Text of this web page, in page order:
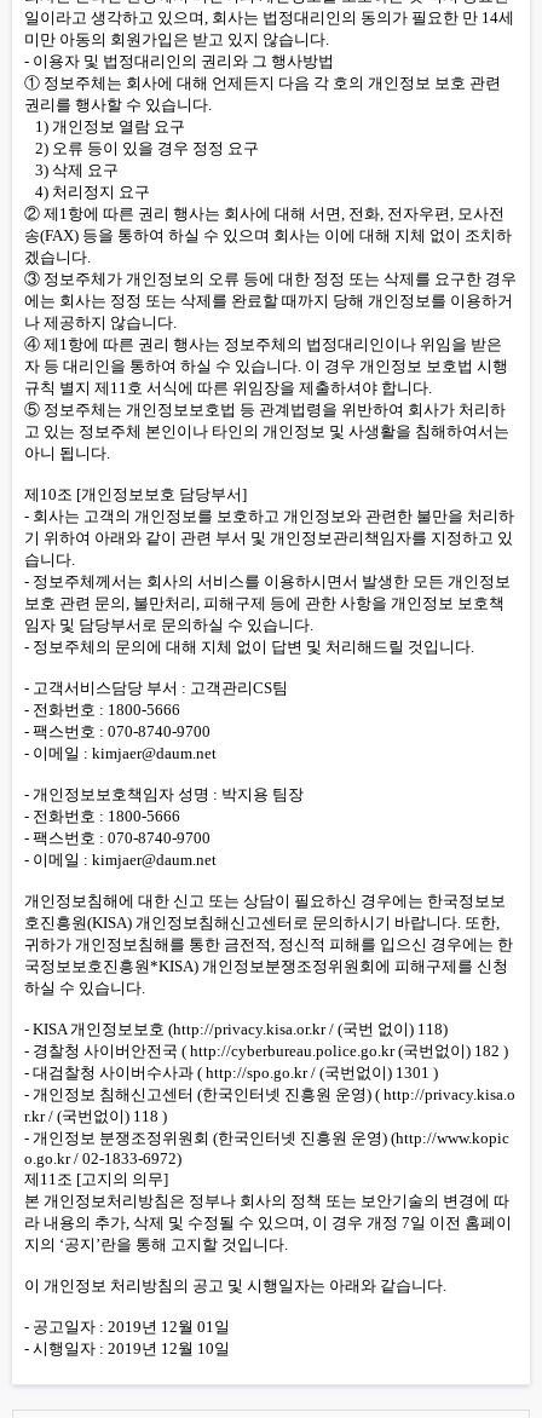
일이라고 생각하고 있으며, 회사는 법정대리인의 동의가 필요한 만 14세
미만 아동의 회원가입은 받고 있지 않습니다.
- 이용자 및 법정대리인의 권리와 그 행사방법
① 정보주체는 회사에 대해 언제든지 다음 각 호의 개인정보 보호 관련
권리를 행사할 수 있습니다.
1) 개인정보 열람 요구
2) 오류 등이 있을 경우 정정 요구
3) 삭제 요구
4) 처리정지 요구
② 제1항에 따른 권리 행사는 회사에 대해 서면, 전화, 전자우편, 모사전
송(FAX) 등을 통하여 하실 수 있으며 회사는 이에 대해 지체 없이 조치하
겠습니다.
③ 정보주체가 개인정보의 오류 등에 대한 정정 또는 삭제를 요구한 경우
에는 회사는 정정 또는 삭제를 완료할 때까지 당해 개인정보를 이용하거
나 제공하지 않습니다.
④ 제1항에 따른 권리 행사는 정보주체의 법정대리인이나 위임을 받은
자 등 대리인을 통하여 하실 수 있습니다. 이 경우 개인정보 보호법 시행
규칙 별지 제11호 서식에 따른 위임장을 제출하셔야 합니다.
⑤ 정보주체는 개인정보보호법 등 관계법령을 위반하여 회사가 처리하
고 있는 정보주체 본인이나 타인의 개인정보 및 사생활을 침해하여서는
아니 됩니다.
제10조 [개인정보보호 담당부서]
- 회사는 고객의 개인정보를 보호하고 개인정보와 관련한 불만을 처리하
기 위하여 아래와 같이 관련 부서 및 개인정보관리책임자를 지정하고 있
습니다.
- 정보주체께서는 회사의 서비스를 이용하시면서 발생한 모든 개인정보
보호 관련 문의, 불만처리, 피해구제 등에 관한 사항을 개인정보 보호책
임자 및 담당부서로 문의하실 수 있습니다.
- 정보주체의 문의에 대해 지체 없이 답변 및 처리해드릴 것입니다.
- 고객서비스담당 부서 : 고객관리CS팀
- 전화번호 : 1800-5666
- 팩스번호 : 070-8740-9700
- 이메일 : kimjaer@daum.net
- 개인정보보호책임자 성명 : 박지용 팀장
- 전화번호 : 1800-5666
- 팩스번호 : 070-8740-9700
- 이메일 : kimjaer@daum.net
개인정보침해에 대한 신고 또는 상담이 필요하신 경우에는 한국정보보
호진흥원(KISA) 개인정보침해신고센터로 문의하시기 바랍니다. 또한,
귀하가 개인정보침해를 통한 금전적, 정신적 피해를 입으신 경우에는 한
국정보보호진흥원*KISA) 개인정보분쟁조정위원회에 피해구제를 신청
하실 수 있습니다.
- KISA 개인정보보호 (http://privacy.kisa.or.kr/ (국번 없이) 118)
- 경찰청 사이버안전국 ( http://cyberbureau.police.go.kr(국번없이) 182 )
- 대검찰청 사이버수사과 ( http://spo.go.kr/ (국번없이) 1301 )
- 개인정보 침해신고센터 (한국인터넷 진흥원 운영) ( http://privacy.kisa.o
r.kr/ (국번없이) 118 )
- 개인정보 분쟁조정위원회 (한국인터넷 진흥원 운영) (http://www.kopic
o.go.kr/ 02-1833-6972)
제11조 [고지의 의무]
본 개인정보처리방침은 정부나 회사의 정책 또는 보안기술의 변경에 따
라 내용의 추가, 삭제 및 수정될 수 있으며, 이 경우 개정 7일 이전 홈페이
지의 ‘공지’란을 통해 고지할 것입니다.
이 개인정보 처리방침의 공고 및 시행일자는 아래와 같습니다.
- 공고일자 : 2019년 12월 01일
- 시행일자 : 2019년 12월 10일